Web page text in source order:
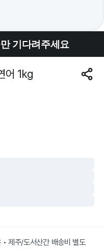
기다려주세요
어 1kg
제주/도서산간 배송비 별도